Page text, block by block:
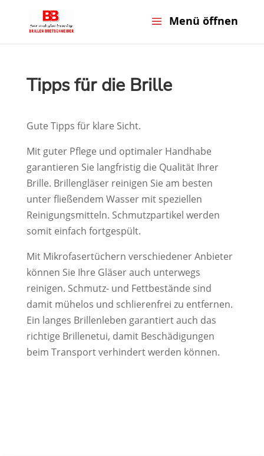
Tipps für die Brille
Gute Tipps für klare Sicht.
Mit guter Pflege und optimaler Handhabe
garantieren Sie langfristig die Qualität Ihrer
Brille. Brillengläser reinigen Sie am besten
unter fließendem Wasser mit speziellen
Reinigungsmitteln. Schmutzpartikel werden
somit einfach fortgespült.
Mit Mikrofasertüchern verschiedener Anbieter
können Sie Ihre Gläser auch unterwegs
reinigen. Schmutz- und Fettbestände sind
damit mühelos und schlierenfrei zu entfernen.
Ein langes Brillenleben garantiert auch das
richtige Brillenetui, damit Beschädigungen
beim Transport verhindert werden können.